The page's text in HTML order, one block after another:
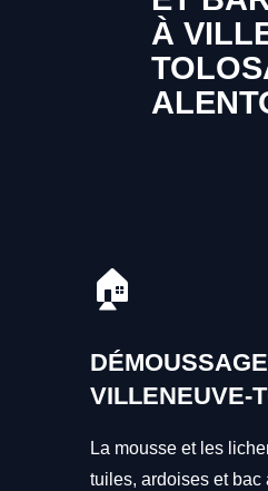
À
🏠
VILLENEUVE-
La mousse et les
tuiles, ardoises et bac